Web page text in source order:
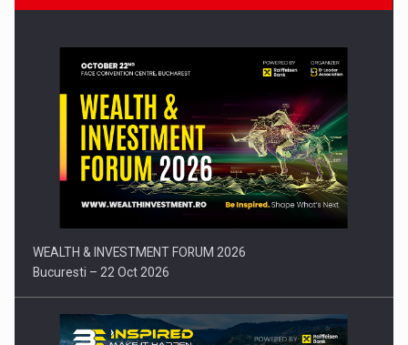
Comunicat de presa: Joburile part-time reincep sa intre pe…
WEALTH & INVESTMENT FORUM 2026
Bucuresti – 22 Oct 2026